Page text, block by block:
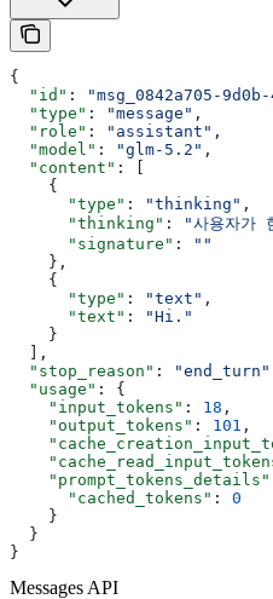
{
  "id"
: "msg_0842a705-
  "type"
: "message" ,
  "role"
: "assistant" ,
  "model"
: "glm-5.2" ,
  "content"
: [
    {
      "type"
: "thinking" ,
      "thinking"
:
"사용자가
      "signature"
:
""
    },
    {
      "type"
: "text" ,
      "text"
:
"Hi."
    }
  ],
  "stop_reason"
: "end_turn"
  "usage"
: {
    "input_tokens"
: 18 ,
    "output_tokens"
: 101 ,
    "prompt_tokens_details"
      "cached_tokens"
: 0
    }
  }
}
Messages API